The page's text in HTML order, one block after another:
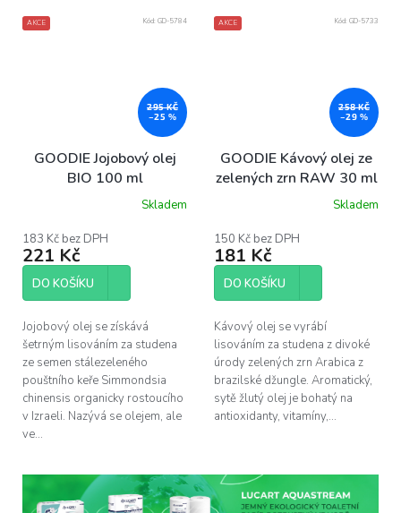
AKCE
295 KČ
–25 %
GOODIE Jojobový olej
BIO 100 ml
Skladem
183 Kč bez DPH
221 Kč
DO KOŠÍKU
Jojobový olej se získává
šetrným lisováním za studena
ze semen stálezeleného
pouštního keře Simmondsia
chinensis organicky rostoucího
v Izraeli. Nazývá se olejem, ale
ve...
Kód: GD-5784 AKCE
258 KČ
–29 %
GOODIE Kávový olej ze
zelených zrn RAW 30 ml
Skladem
150 Kč bez DPH
181 Kč
DO KOŠÍKU
Kávový olej se vyrábí
lisováním za studena z divoké
úrody zelených zrn Arabica z
brazilské džungle. Aromatický,
sytě žlutý olej je bohatý na
antioxidanty, vitamíny,...
Kód: GD-5733